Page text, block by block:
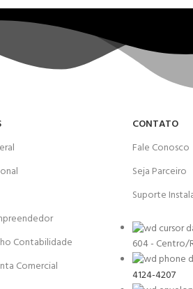
Contabilidade
Comercial
CONTATO
Fale Conosco
Seja Parceiro
Suporte
604 - Centro/
4124-4207